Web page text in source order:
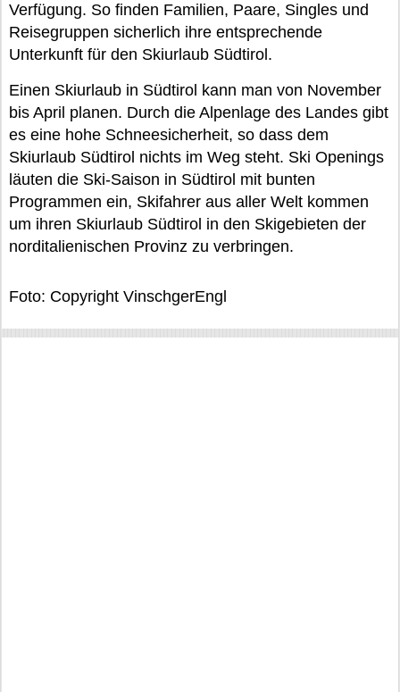
Verfügung. So finden Familien, Paare, Singles und
Reisegruppen sicherlich ihre entsprechende
Unterkunft für den Skiurlaub Südtirol.
Einen Skiurlaub in Südtirol kann man von November
bis April planen. Durch die Alpenlage des Landes gibt
es eine hohe Schneesicherheit, so dass dem
Skiurlaub Südtirol nichts im Weg steht. Ski Openings
läuten die Ski-Saison in Südtirol mit bunten
Programmen ein, Skifahrer aus aller Welt kommen
um ihren Skiurlaub Südtirol in den Skigebieten der
norditalienischen Provinz zu verbringen.
Foto: Copyright VinschgerEngl